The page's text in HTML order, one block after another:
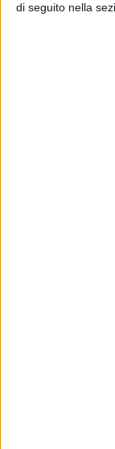
di seguito nella